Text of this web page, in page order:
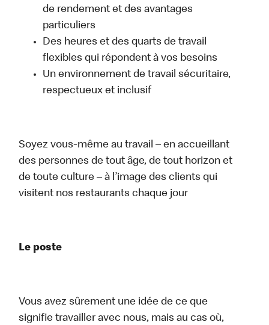
de rendement et des avantages
particuliers
Des heures et des quarts de travail
flexibles qui répondent à vos besoins
Un environnement de travail sécuritaire,
respectueux et inclusif
Soyez vous-même au travail – en accueillant
des personnes de tout âge, de tout horizon et
de toute culture – à l’image des clients qui
visitent nos restaurants chaque jour
Le poste
Vous avez sûrement une idée de ce que
signifie travailler avec nous, mais au cas où,